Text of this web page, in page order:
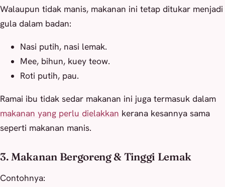
Walaupun tidak manis, makanan ini tetap ditukar menjadi
gula dalam badan:
Nasi putih, nasi lemak.
Mee, bihun, kuey teow.
Roti putih, pau.
Ramai ibu tidak sedar makanan ini juga termasuk dalam
makanan yang perlu dielakkan kerana kesannya sama
seperti makanan manis.
3. Makanan Bergoreng & Tinggi Lemak
Contohnya: